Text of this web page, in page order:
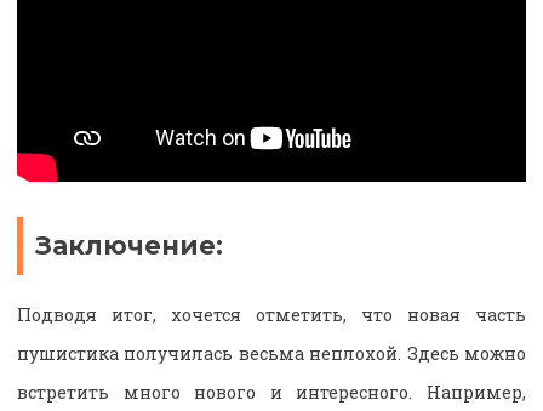
Заключение:
Подводя итог, хочется отметить, что новая часть
пушистика получилась весьма неплохой. Здесь можно
встретить много нового и интересного. Например,